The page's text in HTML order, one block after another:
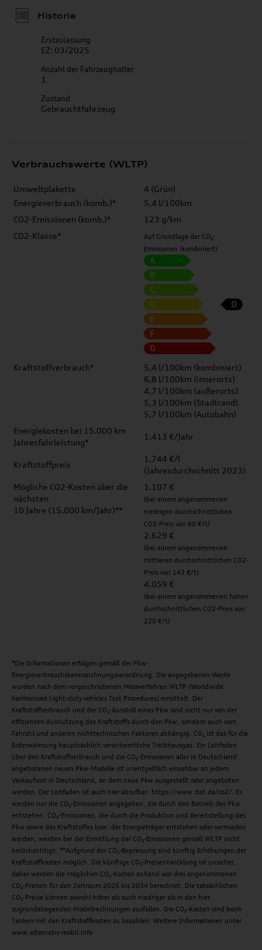
Historie
Erstzulassung
EZ: 03/2025
Anzahl der Fahrzeughalter
1
Zustand
Gebrauchtfahrzeug
Verbrauchswerte (WLTP)
Umweltplakette
4 (Grün)
Energieverbrauch (komb.)*
5,4 l/100km
CO2-Emissionen (komb.)*
123 g/km
CO2-Klasse*
Auf Grundlage der CO₂-
Emissionen (kombiniert)
A
B
C
D
E
F
G
D
Kraftstoffverbrauch*
5,4 l/100km (kombiniert)
6,8 l/100km (innerorts)
4,7 l/100km (außerorts)
5,3 l/100km (Stadtrand)
5,7 l/100km (Autobahn)
Energiekosten bei 15.000 km
Jahresfahrleistung*
1.413 €/Jahr
Kraftstoffpreis
1,744 €/l
(Jahresdurchschnitt 2023)
Mögliche CO2-Kosten über die
nächsten
10 Jahre (15.000 km/Jahr)**
1.107 €
(bei einem angenommenen
niedrigen durchschnittlichen
CO2-Preis von 60 €/t)
2.629 €
(bei einem angenommenen
mittleren durchschnittlichen CO2-
Preis von 143 €/t)
4.059 €
(bei einem angenommenen hohen
durchschnittlichen CO2-Preis von
220 €/t)
*Die Informationen erfolgen gemäß der Pkw-
Energieverbrauchskennzeichnungsverordnung. Die angegebenen Werte
wurden nach dem vorgeschriebenen Messverfahren WLTP (Worldwide
harmonised Light-duty vehicles Test Procedures) ermittelt. Der
Kraftstoffverbrauch und der CO₂-Ausstoß eines Pkw sind nicht nur von der
effizienten Ausnutzung des Kraftstoffs durch den Pkw, sondern auch vom
Fahrstil und anderen nichttechnischen Faktoren abhängig. CO₂ ist das für die
Erderwärmung hauptsächlich verantwortliche Treibhausgas. Ein Leitfaden
über den Kraftstoffverbrauch und die CO₂-Emissionen aller in Deutschland
angebotenen neuen Pkw-Modelle ist unentgeltlich einsehbar an jedem
Verkaufsort in Deutschland, an dem neue Pkw ausgestellt oder angeboten
werden. Der Leitfaden ist auch hier abrufbar: https://www.dat.de/co2/. Es
werden nur die CO₂-Emissionen angegeben, die durch den Betrieb des Pkw
entstehen. CO₂-Emissionen, die durch die Produktion und Bereitstellung des
Pkw sowie des Kraftstoffes bzw. der Energieträger entstehen oder vermieden
werden, werden bei der Ermittlung der CO₂-Emissionen gemäß WLTP nicht
berücksichtigt. **Aufgrund der CO₂-Bepreisung sind künftig Erhöhungen der
Kraftstoffkosten möglich. Die künftige CO₂-Preisentwicklung ist unsicher,
daher werden die möglichen CO₂-Kosten anhand von drei angenommenen
CO₂-Preisen für den Zeitraum 2025 bis 2034 berechnet. Die tatsächlichen
CO₂-Preise können sowohl höher als auch niedriger als in den hier
zugrundeliegenden Modellrechnungen ausfallen. Die CO₂-Kosten sind beim
Tanken mit den Kraftstoffkosten zu bezahlen. Weitere Informationen unter
www.alternativ-mobil.info